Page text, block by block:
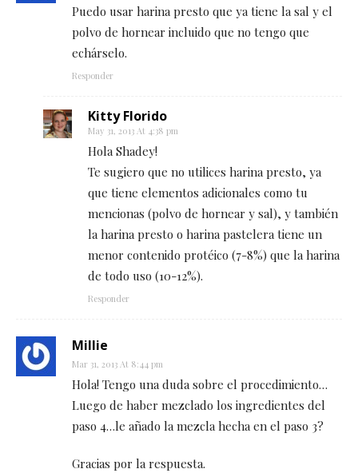
Puedo usar harina presto que ya tiene la sal y el
polvo de hornear incluido que no tengo que
echárselo.
Responder
Kitty Florido
May 31, 2013 At 4:38 pm
Hola Shadey!
Te sugiero que no utilices harina presto, ya
que tiene elementos adicionales como tu
mencionas (polvo de hornear y sal), y también
la harina presto o harina pastelera tiene un
menor contenido protéico (7-8%) que la harina
de todo uso (10-12%).
Responder
Millie
Mar 31, 2013 At 8:44 pm
Hola! Tengo una duda sobre el procedimiento…
Luego de haber mezclado los ingredientes del
paso 4…le añado la mezcla hecha en el paso 3?
Gracias por la respuesta.